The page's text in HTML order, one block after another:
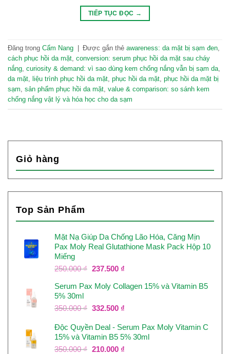
TIẾP TỤC ĐỌC →
Đăng trong Cẩm Nang Được gắn thẻ awareness: da mặt bị sạm đen
cách phục hồi da mặt conversion: serum phục hồi da mặt sau cháy
nắng curiosity & demand: vì sao dùng kem chống nắng vẫn bị sạm da
da mặt
liệu trình phục hồi da mặt phục hồi da mặt phục hồi da mặt bị
sạm sản phẩm phục hồi da mặt value & comparison: so sánh kem
chống nắng vật lý và hóa học cho da sạm
Giỏ hàng
Top Sản Phẩm
Mặt Nạ Giúp Da Chống Lão Hóa, Căng Mịn
Pax Moly Real Glutathione Mask Pack Hộp 10
Miếng
250.000₫ Giá
là:
237.500 ₫Giá
tại
237.500 ₫.
Serum Pax Moly Collagen 15% và Vitamin B5
5% 30ml
350.000₫ Giá
là:
350.000 ₫.
332.500 ₫Giá
tại
là:
332.500 ₫.
Độc Quyền Deal - Serum Pax Moly Vitamin C
15% và Vitamin B5 5% 30ml
350.000₫ Giá
210.000 ₫Giá